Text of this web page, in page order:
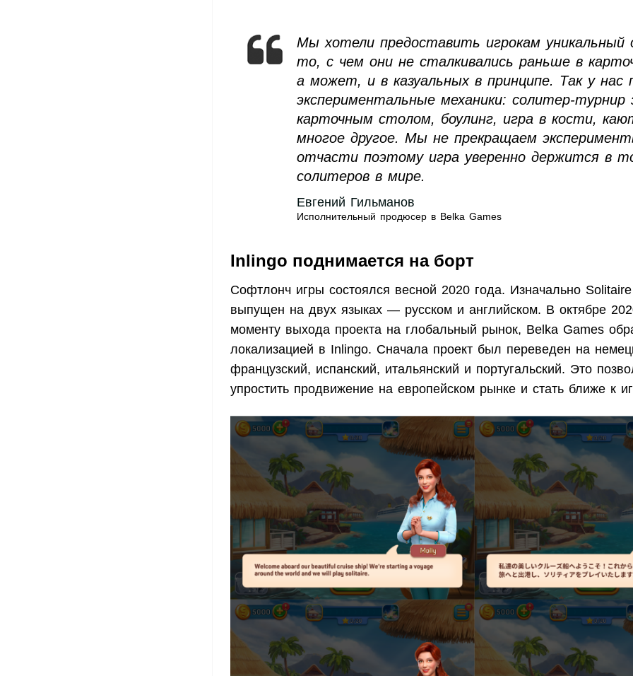
Мы хотели предоставить игрокам
то, с чем они не сталкивались раньше в
а может, и в казуальных в принципе. Так у нас
экспериментальные механики: солитер-турнир
карточным столом, боулинг, игра в кости,
многое другое. Мы не прекращаем
отчасти поэтому игра уверенно держится в
солитеров в мире.
Евгений Гильманов
Исполнительный продюсер в Belka Games
Inlingo поднимается на борт
Софтлонч игры состоялся весной 2020 года. Изначально
выпущен на двух языках — русском и английском. В октябре
моменту выхода проекта на глобальный рынок, Belka Games
локализацией в Inlingo. Сначала проект был переведен на
французский, испанский, итальянский и португальский. Это
упростить продвижение на европейском рынке и стать ближе к